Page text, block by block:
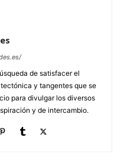
de satisfacer el
y tangentes que se
para divulgar los diversos
y de intercambio.